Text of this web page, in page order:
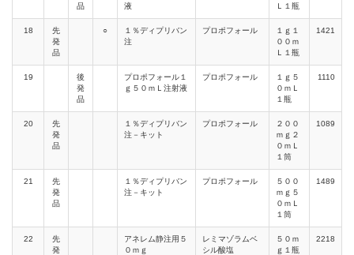
品
液
Ｌ１瓶
18
先
発
品
○
１％ディプリバン
注
プロポフォール
１ｇ１
００ｍ
Ｌ１瓶
1421
19
後
発
品
プロポフォール１
ｇ５０ｍＬ注射液
プロポフォール
１ｇ５
０ｍＬ
１瓶
1110
20
先
発
品
１％ディプリバン
注－キット
プロポフォール
２００
ｍｇ２
０ｍＬ
１筒
1089
21
先
発
品
１％ディプリバン
注－キット
プロポフォール
５００
ｍｇ５
０ｍＬ
１筒
1489
22
先
発
アネレム静注用５
０ｍｇ
レミマゾラムベ
シル酸塩
５０ｍ
ｇ１瓶
2218